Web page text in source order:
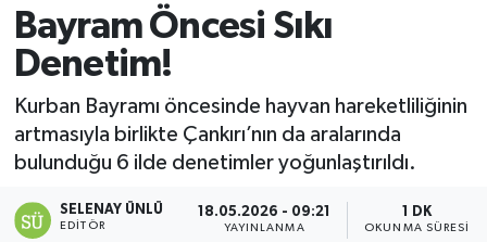
Bayram Öncesi Sıkı
Denetim!
Kurban Bayramı öncesinde hayvan hareketliliğinin
artmasıyla birlikte Çankırı’nın da aralarında
bulunduğu 6 ilde denetimler yoğunlaştırıldı.
SELENAY ÜNLÜ
EDITÖR
18.05.2026 - 09:21
YAYINLANMA
1 DK
OKUNMA SÜRESI